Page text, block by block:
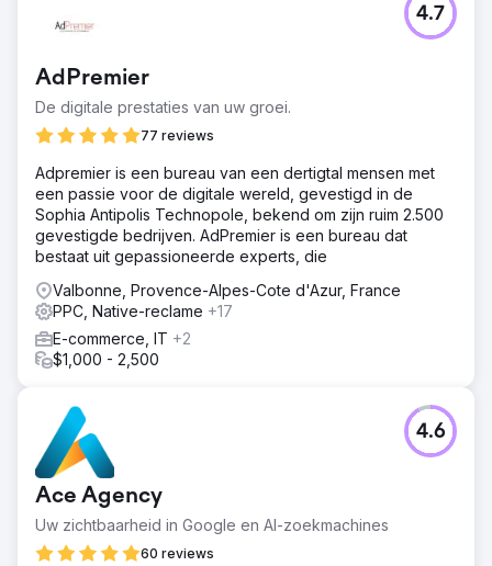
AdPremier
De digitale prestaties van uw groei.
77 reviews
4.7
Adpremier is een bureau van een dertigtal mensen met
een passie voor de digitale wereld, gevestigd in de
Sophia Antipolis Technopole, bekend om zijn ruim 2.500
gevestigde bedrijven. AdPremier is een bureau dat
bestaat uit gepassioneerde experts, die
Valbonne, Provence-Alpes-Cote d'Azur, France
PPC, Native-reclame +17
E-commerce, IT +2
$1,000 - 2,500
Ace Agency
Uw zichtbaarheid in Google en AI-zoekmachines
60 reviews
4.6